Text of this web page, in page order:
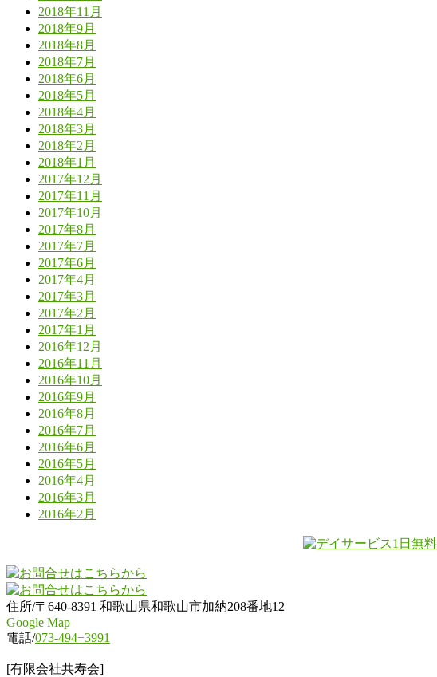
2018年11月
2018年9月
2018年8月
2018年7月
2018年6月
2018年5月
2018年4月
2018年3月
2018年2月
2018年1月
2017年12月
2017年11月
2017年10月
2017年8月
2017年7月
2017年6月
2017年4月
2017年3月
2017年2月
2017年1月
2016年12月
2016年11月
2016年10月
2016年9月
2016年8月
2016年7月
2016年6月
2016年5月
2016年4月
2016年3月
2016年2月
住所/〒640-8391 和歌山県和歌山市加納208番地12
Google Map
電話/073-494−3991
[有限会社共寿会]